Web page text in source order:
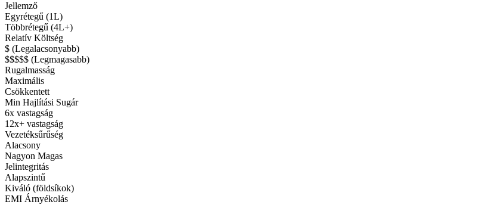
Jellemző
Egyrétegű (1L)
Többrétegű (4L+)
Relatív Költség
$ (Legalacsonyabb)
$$$$$ (Legmagasabb)
Rugalmasság
Maximális
Csökkentett
Min Hajlítási Sugár
6x vastagság
12x+ vastagság
Vezetéksűrűség
Alacsony
Nagyon Magas
Jelintegritás
Alapszintű
Kiváló (földsíkok)
EMI Árnyékolás